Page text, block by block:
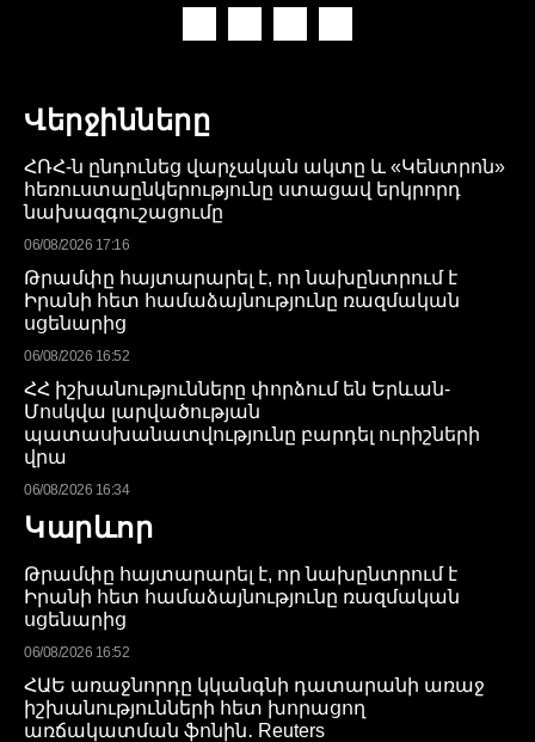
Վերջինները
ՀՌՀ-ն ընդունեց վարչական ակտը և «Կենտրոն»
հեռուստաընկերությունը ստացավ երկրորդ
նախազգուշացումը
06/08/2026 17:16
Թրամփը հայտարարել է, որ նախընտրում է
Իրանի հետ համաձայնությունը ռազմական
սցենարից
06/08/2026 16:52
ՀՀ իշխանությունները փորձում են Երևան-
Մոսկվա լարվածության
պատասխանատվությունը բարդել ուրիշների
վրա
06/08/2026 16:34
Կարևոր
Թրամփը հայտարարել է, որ նախընտրում է
Իրանի հետ համաձայնությունը ռազմական
սցենարից
06/08/2026 16:52
ՀԱԵ առաջնորդը կկանգնի դատարանի առաջ
իշխանությունների հետ խորացող
առճակատման ֆոնին․ Reuters